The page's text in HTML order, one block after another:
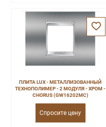
ПЛИТА LUX - МЕТАЛЛИЗОВАННЫЙ
ТЕХНОПОЛИМЕР - 2 МОДУЛЯ - ХРОМ -
CHORUS (GW16202MC)
Спросите цену